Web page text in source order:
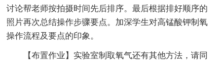
讨论帮老师按拍摄时间先后排序。最后根据排好顺序的
照片再次总结操作步骤要点。加深学生对高锰酸钾制氧
操作流程及要点的印象。
【布置作业】实验室制取氧气还有其他方法，请同